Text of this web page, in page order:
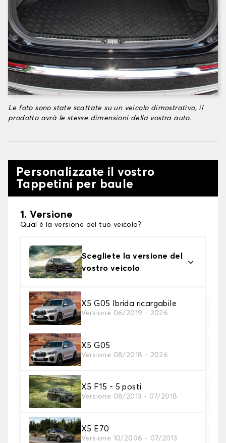
Le foto sono state scattate su un veicolo dimostrativo, il
prodotto avrà le stesse dimensioni della vostra auto.
Personalizzate il vostro
Tappetini per baule
1. Versione
Qual è la versione del tuo veicolo?
Scegliete la versione del
vostro veicolo
X5 G05 Ibrida ricargabile
Versione 06/2019 - 2026
X5 G05
Versione 08/2018 - 2026
X5 F15 - 5 posti
Versione 08/2013 - 07/2018
X5 E70
Versione 10/2006 - 07/2013
2. Materiale
scegli il materiale del tappetini per baule
3. Colori dei tappetini
Scegli il materiale del tappetino baule.
Scegliere il materiale della cinghia.